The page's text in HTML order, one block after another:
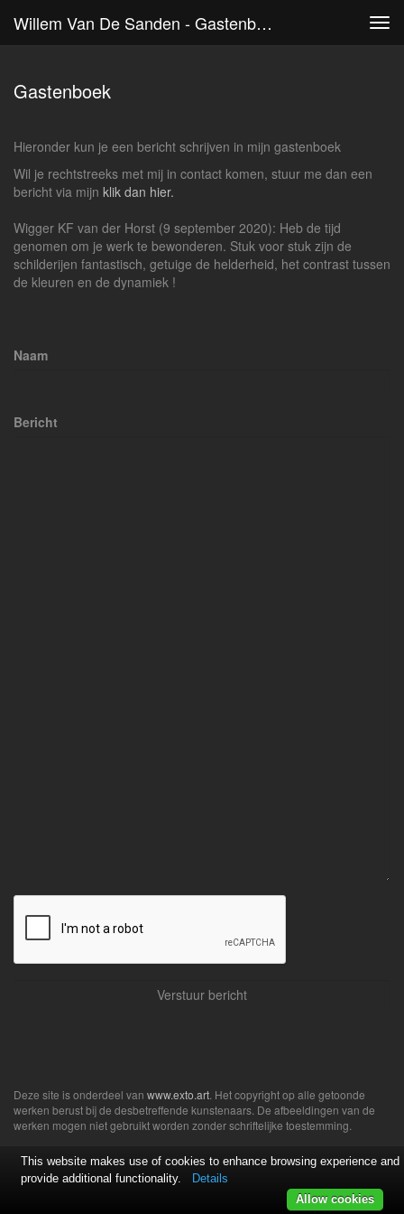
Willem Van De Sanden - Gastenboek
Gastenboek
Hieronder kun je een bericht schrijven in mijn gastenboek
Wil je rechtstreeks met mij in contact komen, stuur me dan een
bericht via mijn klik dan hier.
Wigger KF van der Horst (9 september 2020): Heb de tijd
genomen om je werk te bewonderen. Stuk voor stuk zijn de
schilderijen fantastisch, getuige de helderheid, het contrast tussen
de kleuren en de dynamiek !
Naam
Bericht
Deze site is onderdeel van www.exto.art . Het copyright op alle getoonde
werken berust bij de desbetreffende kunstenaars. De afbeeldingen van de
werken mogen niet gebruikt worden zonder schriftelijke toestemming.
This website makes use of cookies to enhance browsing experience and
provide additional functionality.
Details
Allow cookies